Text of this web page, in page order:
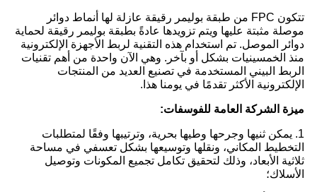
تتكون FPC من طبقة بوليمر رقيقة عازلة لها أنماط دوائر
موصلة مثبتة عليها ويتم تزويدها عادةً بطبقة بوليمر رقيقة لحماية
دوائر الموصل. تم استخدام هذه التقنية لربط الأجهزة الإلكترونية
منذ الخمسينيات بشكل أو بآخر. وهي الآن واحدة من أهم تقنيات
الربط البيني المستخدمة في تصنيع العديد من المنتجات
الإلكترونية الأكثر تقدمًا في يومنا هذا.
ميزة الشركة العامة للفوسفات:
1. يمكن ثنيها وجرحها وطيها بحرية، وترتيبها وفقًا لمتطلبات
التخطيط المكاني، ونقلها وتوسيعها بشكل تعسفي في مساحة
ثلاثية الأبعاد، وذلك لتحقيق تكامل تجميع المكونات وتوصيل
الأسلاك؛